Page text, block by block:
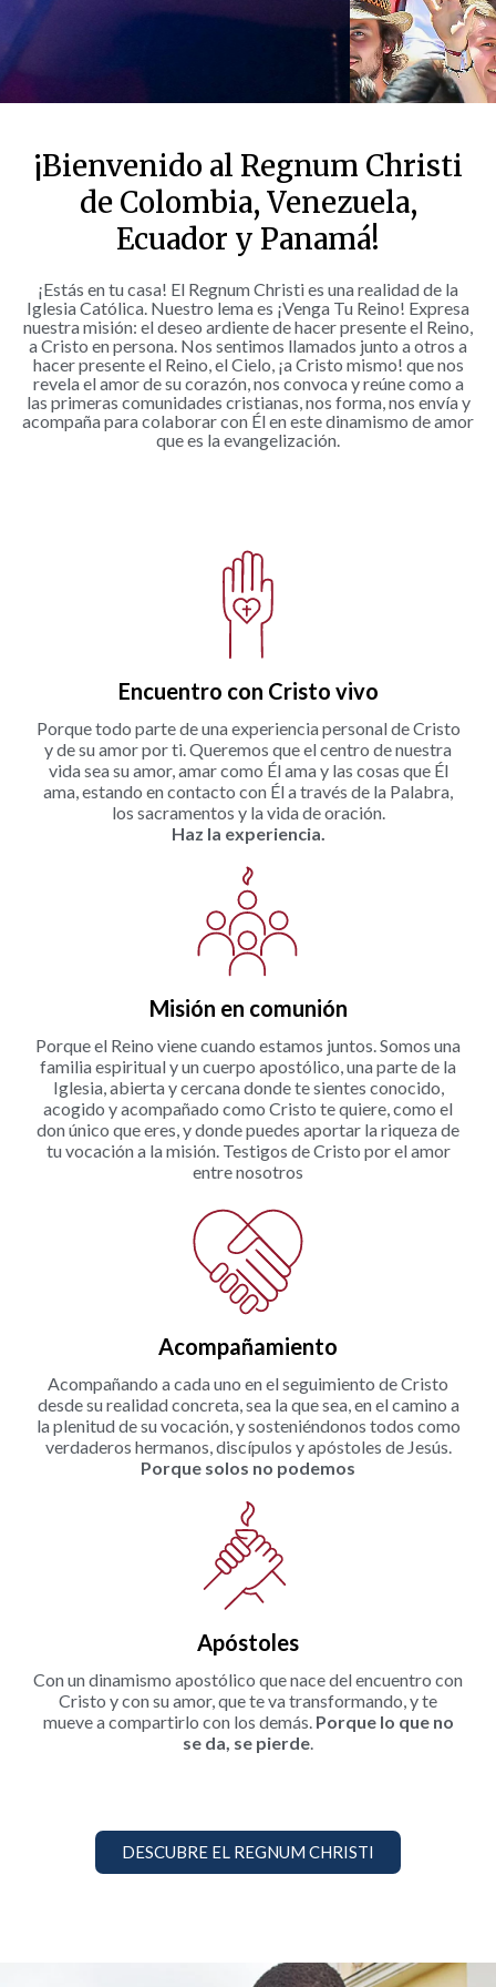
¡Bienvenido al Regnum Christi
de Colombia, Venezuela,
Ecuador y Panamá!
¡Estás en tu casa! El Regnum Christi es una realidad de la
Iglesia Católica. Nuestro lema es ¡Venga Tu Reino! Expresa
nuestra misión: el deseo ardiente de hacer presente el Reino,
a Cristo en persona. Nos sentimos llamados junto a otros a
hacer presente el Reino, el Cielo, ¡a Cristo mismo! que nos
revela el amor de su corazón, nos convoca y reúne como a
las primeras comunidades cristianas, nos forma, nos envía y
acompaña para colaborar con Él en este dinamismo de amor
que es la evangelización.
Encuentro con Cristo vivo
Porque todo parte de una experiencia personal de Cristo
y de su amor por ti. Queremos que el centro de nuestra
vida sea su amor, amar como Él ama y las cosas que Él
ama, estando en contacto con Él a través de la Palabra,
los sacramentos y la vida de oración.
Haz la experiencia.
Misión en comunión
Porque el Reino viene cuando estamos juntos. Somos una
familia espiritual y un cuerpo apostólico, una parte de la
Iglesia, abierta y cercana donde te sientes conocido,
acogido y acompañado como Cristo te quiere, como el
don único que eres, y donde puedes aportar la riqueza de
tu vocación a la misión. Testigos de Cristo por el amor
entre nosotros
Acompañamiento
Acompañando a cada uno en el seguimiento de Cristo
desde su realidad concreta, sea la que sea, en el camino a
la plenitud de su vocación, y sosteniéndonos todos como
verdaderos hermanos, discípulos y apóstoles de Jesús.
Porque solos no podemos
Apóstoles
Con un dinamismo apostólico que nace del encuentro con
Cristo y con su amor, que te va transformando, y te
mueve a compartirlo con los demás. Porque lo que no
se da, se pierde
DESCUBRE EL REGNUM CHRISTI